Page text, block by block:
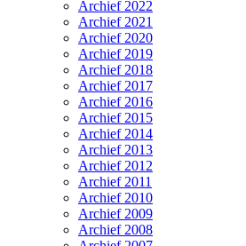
Archief 2022
Archief 2021
Archief 2020
Archief 2019
Archief 2018
Archief 2017
Archief 2016
Archief 2015
Archief 2014
Archief 2013
Archief 2012
Archief 2011
Archief 2010
Archief 2009
Archief 2008